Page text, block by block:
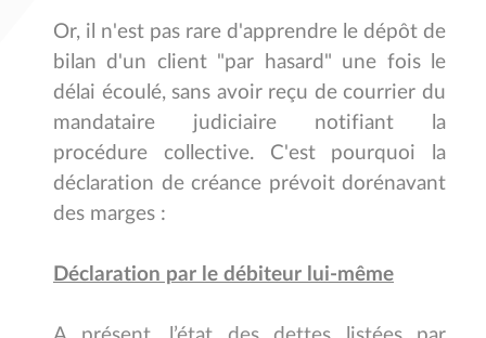
Or, il n'est pas rare d'apprendre le dépôt de
bilan d'un client "par hasard" une fois le
délai écoulé, sans avoir reçu de courrier du
mandataire judiciaire notifiant la
procédure collective. C'est pourquoi la
déclaration de créance prévoit dorénavant
des marges :
Déclaration par le débiteur lui-même